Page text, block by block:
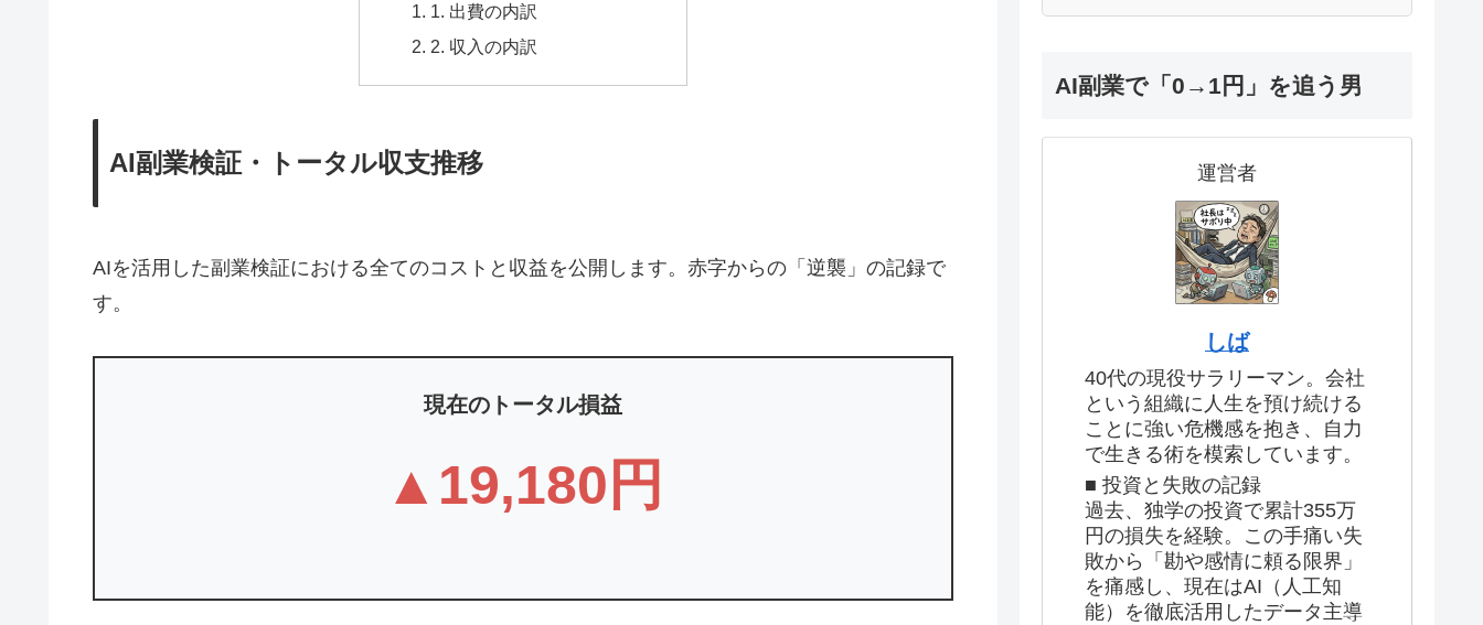
1. 出費の内訳
2. 収入の内訳
AI副業検証・トータル収支推移
AIを活用した副業検証における全てのコストと収益を公開します。赤字からの「逆襲」の記録で
す。
現在のトータル損益
▲19,180円
AI副業で「0→1円」を追う男
運営者
しば
40代の現役サラリーマン。会社
という組織に人生を預け続ける
ことに強い危機感を抱き、自力
で生きる術を模索しています。
■ 投資と失敗の記録
過去、独学の投資で累計355万
円の損失を経験。この手痛い失
敗から「勘や感情に頼る限界」
を痛感し、現在はAI（人工知
能）を徹底活用したデータ主導